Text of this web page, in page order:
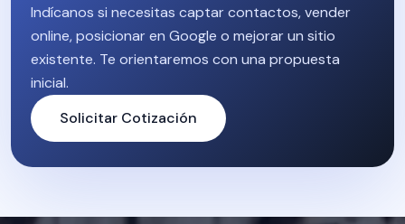
Indícanos si necesitas captar contactos, vender
online, posicionar en Google o mejorar un sitio
existente. Te orientaremos con una propuesta
inicial.
Solicitar Cotización